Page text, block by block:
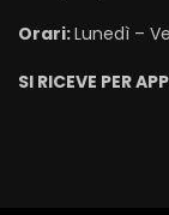
Orari:Lunedì –
SI RICEVE PER